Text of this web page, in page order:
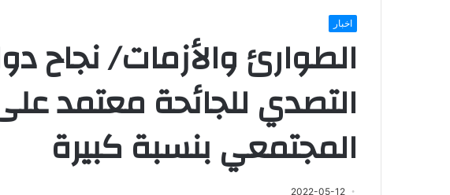
اخبار
الطوارئ والأزمات/ نجاح
التصدي للجائحة معتمد
المجتمعي بنسبة كبيرة
2022-05-12